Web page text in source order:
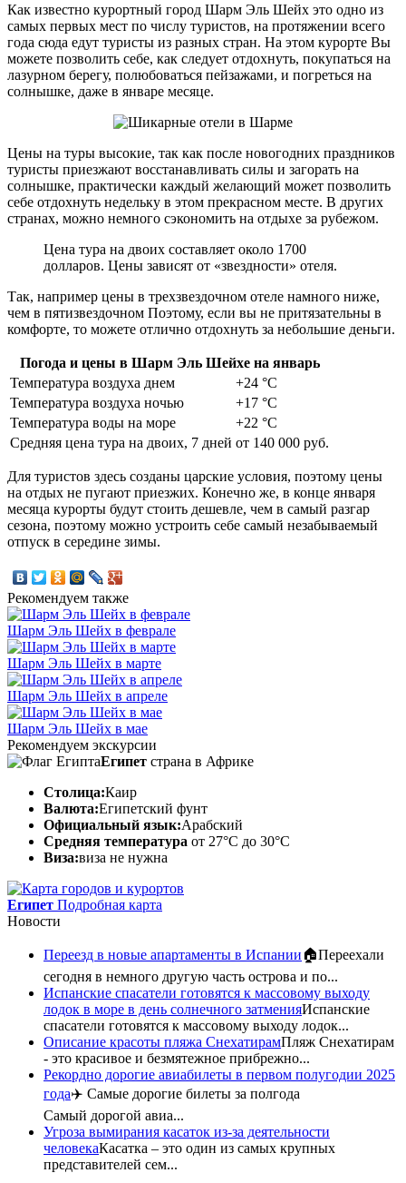
Как известно курортный город Шарм Эль Шейх это одно из
самых первых мест по числу туристов, на протяжении всего
года сюда едут туристы из разных стран. На этом курорте Вы
можете позволить себе, как следует отдохнуть, покупаться на
лазурном берегу, полюбоваться пейзажами, и погреться на
солнышке, даже в январе месяце.
Цены на туры высокие, так как после новогодних праздников
туристы приезжают восстанавливать силы и загорать на
солнышке, практически каждый желающий может позволить
себе отдохнуть недельку в этом прекрасном месте. В других
странах, можно немного сэкономить на отдыхе за рубежом.
Цена тура на двоих составляет около 1700
долларов. Цены зависят от «звездности» отеля.
Так, например цены в трехзвездочном отеле намного ниже,
чем в пятизвездочном Поэтому, если вы не притязательны в
комфорте, то можете отлично отдохнуть за небольшие деньги.
Погода и цены в Шарм Эль Шейхе на январь
Температура воздуха днем
+24 °C
Температура воздуха ночью
+17 °C
Температура воды на море
+22 °C
Средняя цена тура на двоих, 7 дней от 140 000 руб.
Для туристов здесь созданы царские условия, поэтому цены
на отдых не пугают приезжих. Конечно же, в конце января
месяца курорты будут стоить дешевле, чем в самый разгар
сезона, поэтому можно устроить себе самый незабываемый
отпуск в середине зимы.
Рекомендуем также
Шарм Эль Шейх в феврале
Шарм Эль Шейх в марте
Шарм Эль Шейх в апреле
Шарм Эль Шейх в мае
Рекомендуем экскурсии
Египет страна в Африке
Столица:Каир
Валюта:Египетский фунт
Официальный язык:Арабский
Средняя температура от 27°C до 30°C
Виза:виза не нужна
Египет Подробная карта
Новости
Переезд в новые апартаменты в Испании🏠Переехали
сегодня в немного другую часть острова и по...
Испанские спасатели готовятся к массовому выходу
лодок в море в день солнечного затменияИспанские
спасатели готовятся к массовому выходу лодок...
Описание красоты пляжа СнехатирамПляж Снехатирам
- это красивое и безмятежное прибрежно...
Рекордно дорогие авиабилеты в первом полугодии 2025
года✈️ Самые дорогие билеты за полгода
Самый дорогой авиа...
Угроза вымирания касаток из-за деятельности
человекаКасатка – это один из самых крупных
представителей сем...